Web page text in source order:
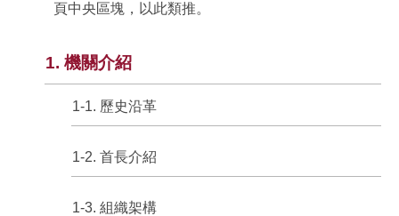
頁中央區塊，以此類推。
1. 機關介紹
1-1. 歷史沿革
1-2. 首長介紹
1-3. 組織架構